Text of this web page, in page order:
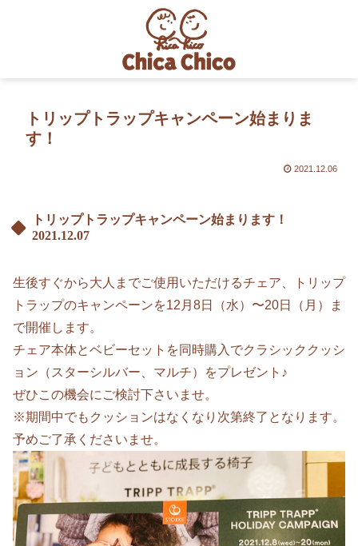
トリップトラップキャンペーン始まりま
す！
2021.12.06
トリップトラップキャンペーン始まります！
2021.12.07
生後すぐから大人までご使用いただけるチェア、トリップ
トラップのキャンペーンを12月8日（水）〜20日（月）ま
で開催します。
チェア本体とベビーセットを同時購入でクラシッククッシ
ョン（スターシルバー、マルチ）をプレゼント♪
ぜひこの機会にご検討下さいませ。
※期間中でもクッションはなくなり次第終了となります。
予めご了承くださいませ。